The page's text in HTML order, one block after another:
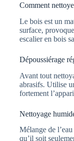
Comment
Le bois est un
surface,
escalier en bois
Dépoussiérage
Avant tout
abrasifs. Utilise
fortement
Nettoyage
Mélange de
qu’il soit